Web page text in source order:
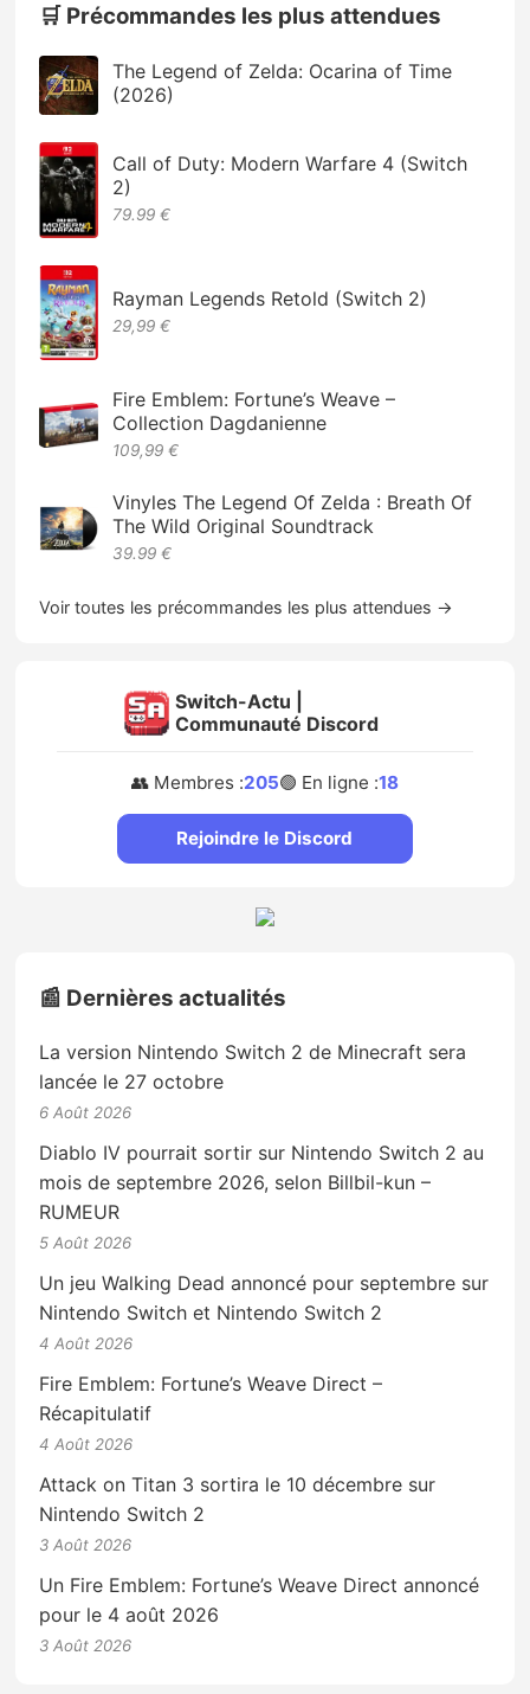
🛒 Précommandes les plus attendues
The Legend of Zelda: Ocarina of Time
(2026)
Call of Duty: Modern Warfare 4 (Switch
2)
79.99 €
Rayman Legends Retold (Switch 2)
29,99 €
Fire Emblem: Fortune’s Weave –
Collection Dagdanienne
109,99 €
Vinyles The Legend Of Zelda : Breath Of
The Wild Original Soundtrack
39.99 €
Voir toutes les précommandes les plus attendues →
Switch-Actu |
Communauté Discord
👥 Membres :205🟢 En ligne :18
Rejoindre le Discord
📰 Dernières actualités
La version Nintendo Switch 2 de Minecraft sera
lancée le 27 octobre
6 Août 2026
Diablo IV pourrait sortir sur Nintendo Switch 2 au
mois de septembre 2026, selon Billbil-kun –
RUMEUR
5 Août 2026
Un jeu Walking Dead annoncé pour septembre sur
Nintendo Switch et Nintendo Switch 2
4 Août 2026
Fire Emblem: Fortune’s Weave Direct –
Récapitulatif
4 Août 2026
Attack on Titan 3 sortira le 10 décembre sur
Nintendo Switch 2
3 Août 2026
Un Fire Emblem: Fortune’s Weave Direct annoncé
pour le 4 août 2026
3 Août 2026